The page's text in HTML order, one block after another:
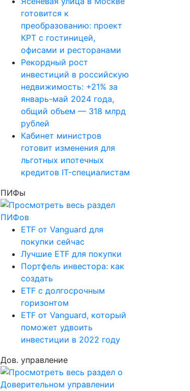
готовится к
преобразованию: проект
КРТ с гостиницей,
офисами и ресторанами
Рекордный рост
инвестиций в российскую
недвижимость: +21% за
январь-май 2024 года,
общий объем — 318 млрд
рублей
Кабинет министров
готовит изменения для
льготных ипотечных
кредитов IT-специалистам
ПИФы
ETF от Vanguard для
покупки сейчас
Лучшие ETF для покупки
Портфель инвестора: как
создать
ETF с долгосрочным
горизонтом
ETF от Vanguard, который
поможет удвоить
инвестиции в 2022 году
Дов. управление